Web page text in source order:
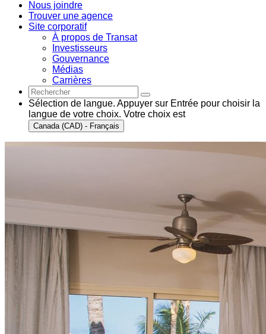
Nous joindre
Trouver une agence
Site corporatif
À propos de Transat
Investisseurs
Gouvernance
Médias
Carrières
Sélection de langue. Appuyer sur Entrée pour choisir la
langue de votre choix. Votre choix est
Canada (CAD) - Français